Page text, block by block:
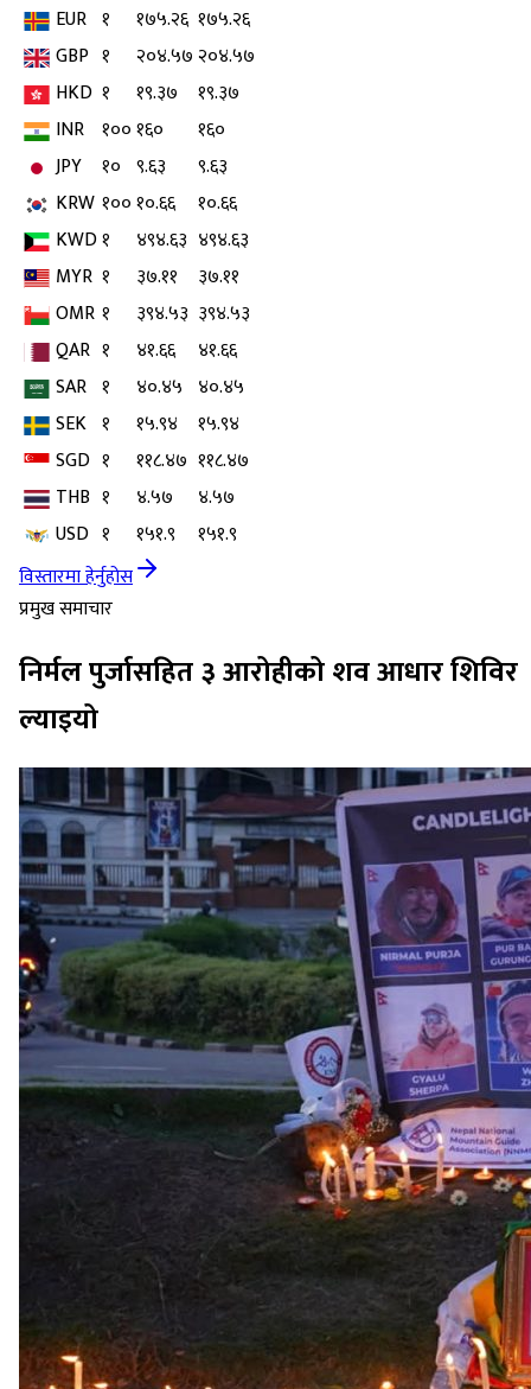
EUR १ १७५.२६ १७५.२६
GBP १ २०४.५७ २०४.५७
HKD १ १९.३७
१९.३७
INR १००१६०
१६०
JPY
१० ९.६३
९.६३
KRW १००१०.६६
१०.६६
KWD१ ४९४.६३ ४९४.६३
MYR १ ३७.११
३७.११
OMR १ ३९४.५३ ३९४.५३
QAR १ ४१.६६
४१.६६
SAR १ ४०.४५ ४०.४५
SEK १ १५.९४
१५.९४
SGD १ ११८.४७ ११८.४७
THB १ ४.५७
४.५७
USD १ १५१.९
१५१.९
विस्तारमा हेर्नुहोस
प्रमुख समाचार
निर्मल पुर्जासहित ३ आरोहीको शव आधार शिविर
ल्याइयो